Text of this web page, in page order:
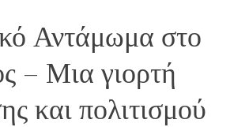
Αντάμωμα στο
– Μια γιορτή
και πολιτισμού